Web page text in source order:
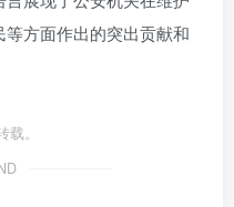
方面作出的突出贡献和
。